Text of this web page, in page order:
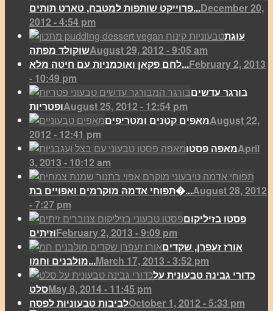
פרוייקט שותפות למטבח, טארט תותים...December 20,
2012 - 4:54 pm
עוגת
שוקולד מפתהAugust 29, 2012 - 9:05 am
לחם פקאן ואוכמניות עם חיטה מלא...February 2, 2013
- 10:49 pm
בורגר עדשים
ופטריותAugust 25, 2012 - 12:54 pm
מאפים קטנים ומטריפיםAugust 22,
2012 - 12:41 pm
מאפה פסטוApril
3, 2013 - 10:12 am
תפוחי אדמה מוקרמים ואפויים בת�...August 28, 2012
- 7:27 pm
פסטו בזיליקום
וזיתיםFebruary 2, 2013 - 9:09 pm
אורז זעפרן, שקדים
מולבנים וחמו...March 17, 2013 - 3:52 pm
כדורי גבינה טבעונית על
סלטMay 8, 2014 - 11:45 pm
לביבות טבעוניות לפסחOctober 1, 2012 - 5:33 pm